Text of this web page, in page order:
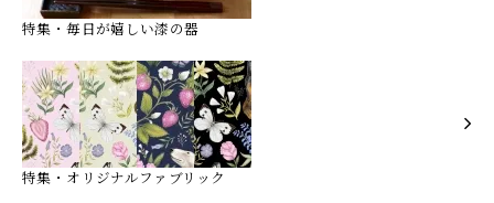
特集・毎日が嬉しい漆の器
特集・オリジナルファブリック